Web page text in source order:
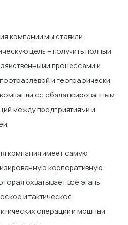
компании мы ставили
цель – получить полный
процессами и
и географически
со сбалансированным
между предприятиями и
компания имеет самую
корпоративную
охватывает все этапы
и тактическое
операций и мощный